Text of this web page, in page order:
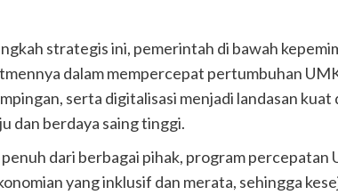
strategis ini, pemerintah di bawah
dalam mempercepat pertumbuhan
serta digitalisasi menjadi landasan
dan berdaya saing tinggi.
dari berbagai pihak, program percepatan
yang inklusif dan merata, sehingga